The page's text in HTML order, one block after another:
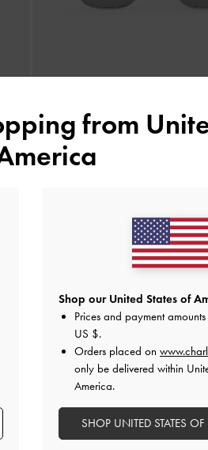
₩95,900
& 상품 수령 후 7일 이내편
from
Shop our United States of
Prices and payment
US $.
Orders placed on
only be delivered within
America.
SHOP UNITED STATES